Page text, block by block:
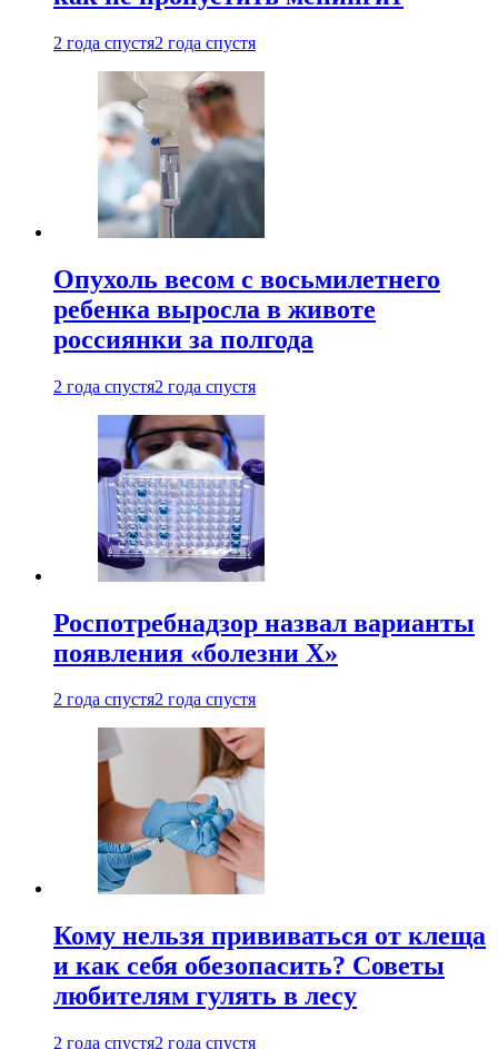
2 года спустя2 года спустя
Опухоль весом с восьмилетнего
ребенка выросла в животе
россиянки за полгода
2 года спустя2 года спустя
Роспотребнадзор назвал варианты
появления «болезни Х»
2 года спустя2 года спустя
Кому нельзя прививаться от клеща
и как себя обезопасить? Советы
любителям гулять в лесу
2 года спустя2 года спустя